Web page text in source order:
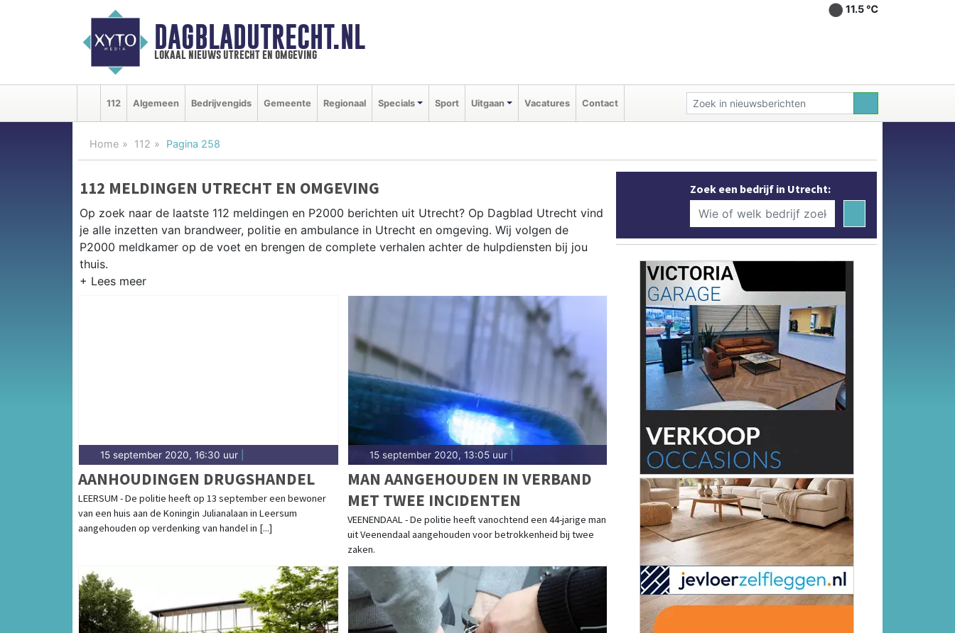
DAGBLADUTRECHT.NL
lokaal nieuws utrecht en omgeving
11.5 ℃
112 Algemeen Bedrijvengids Gemeente Regionaal Specials Sport Uitgaan Vacatures Contact
Home 112 Pagina 258
112 MELDINGEN UTRECHT EN OMGEVING
Op zoek naar de laatste 112 meldingen en P2000 berichten uit Utrecht? Op Dagblad Utrecht vind
je alle inzetten van brandweer, politie en ambulance in Utrecht en omgeving. Wij volgen de
P2000 meldkamer op de voet en brengen de complete verhalen achter de hulpdiensten bij jou
thuis.
Van incidenten op de A2 en de A12 tot meldingen in wijken als Overvecht, Lombok, Kanaleneiland
en de Utrechtse binnenstad — onze redactie is er altijd snel bij.
15 september 2020, 16:30 uur
AANHOUDINGEN DRUGSHANDEL
LEERSUM - De politie heeft op 13 september een bewoner
van een huis aan de Koningin Julianalaan in Leersum
aangehouden op verdenking van handel in [...]
15 september 2020, 13:05 uur|
MAN AANGEHOUDEN IN VERBAND
MET TWEE INCIDENTEN
VEENENDAAL - De politie heeft vanochtend een 44-jarige man
uit Veenendaal aangehouden voor betrokkenheid bij twee
zaken.
Zoek een bedrijf in Utrecht: